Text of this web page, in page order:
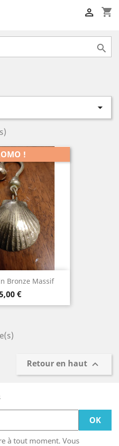
shopping_cart



Bronze Massif
€
!
Retour en haut 
à tout moment. Vous